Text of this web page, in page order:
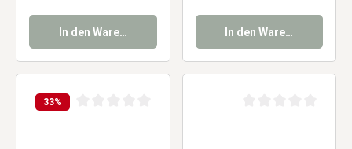
In den Warenkorb In den Warenkorb
33%